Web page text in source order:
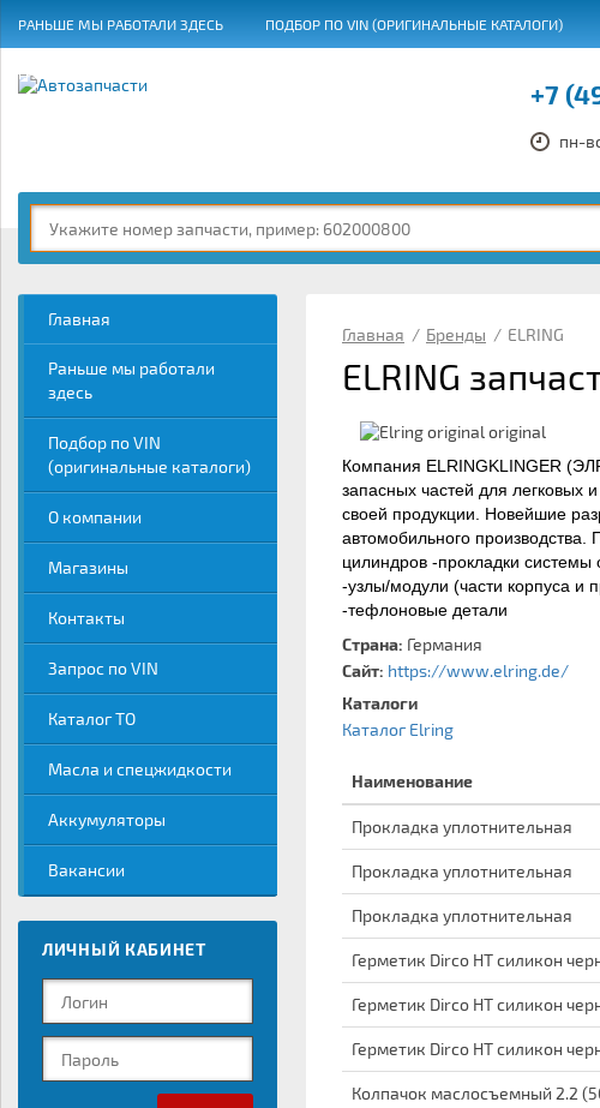
РАНЬШЕ МЫ РАБОТАЛИ ЗДЕСЬ ПОДБОР ПО VIN (ОРИГИНАЛЬНЫЕ КАТАЛОГИ)
ГРАФИК РАБОТЫ
+7
пн-
Главная / Бренды / ELRING
ELRING
Компания ELRINGKLINGER
запасных частей для легковых
своей продукции. Новейшие
автомобильного производства.
цилиндров -прокладки системы
-узлы/модули (части корпуса и
-тефлоновые детали
Страна: Германия
Сайт: https://www.elring.de/
Каталоги
Каталог Elring
Наименование
Прокладка уплотнительная
Прокладка уплотнительная
Прокладка уплотнительная
Герметик Dirco HT силикон
Герметик Dirco HT силикон
Герметик Dirco HT силикон
Колпачок маслосъемный 2.2
Главная
Раньше мы работали
здесь
Подбор по VIN
(оригинальные каталоги)
О компании
Магазины
Контакты
Запрос по VIN
Каталог ТО
Масла и спецжидкости
Аккумуляторы
Вакансии
ЛИЧНЫЙ КАБИНЕТ